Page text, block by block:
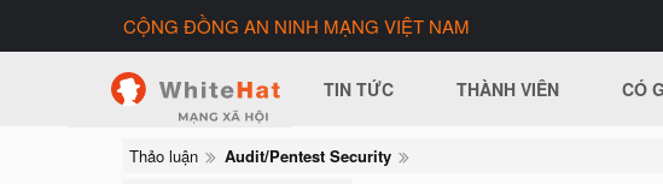
CỘNG ĐỒNG AN NINH MẠNG VIỆT NAM
TIN TỨC THÀNH VIÊN CÓ
Thảo luận Audit/Pentest Security